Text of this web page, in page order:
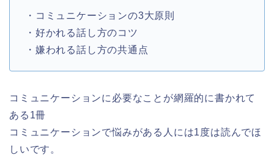
・コミュニケーションの3大原則
・好かれる話し方のコツ
・嫌われる話し方の共通点
コミュニケーションに必要なことが網羅的に書かれて
ある1冊
コミュニケーションで悩みがある人には1度は読んでほ
しいです。